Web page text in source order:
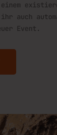
auch
Event.